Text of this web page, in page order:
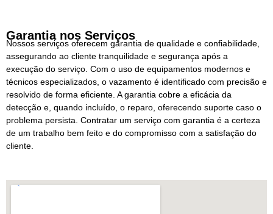
Garantia nos Serviços
Nossos serviços oferecem garantia de qualidade e confiabilidade,
assegurando ao cliente tranquilidade e segurança após a
execução do serviço. Com o uso de equipamentos modernos e
técnicos especializados, o vazamento é identificado com precisão e
resolvido de forma eficiente. A garantia cobre a eficácia da
detecção e, quando incluído, o reparo, oferecendo suporte caso o
problema persista. Contratar um serviço com garantia é a certeza
de um trabalho bem feito e do compromisso com a satisfação do
cliente.